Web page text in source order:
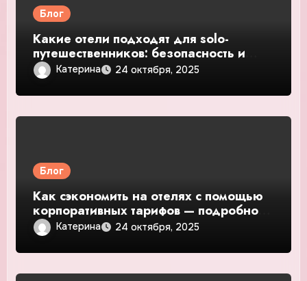
Блог
Какие отели подходят для solo-
путешественников: безопасность и
общение — подробное руководство и
обзор
Катерина 24 октября, 2025
Блог
Как сэкономить на отелях с помощью
корпоративных тарифов — подробное
руководство и обзор
Катерина 24 октября, 2025